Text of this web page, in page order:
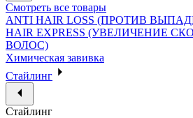
Смотреть все товары
ANTI HAIR LOSS (ПРОТИВ
HAIR EXPRESS (УВЕЛИЧЕНИЕ
ВОЛОС)
Химическая завивка
Стайлинг
Стайлинг